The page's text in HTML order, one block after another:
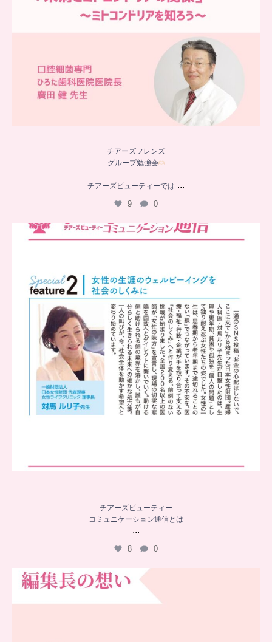
…
チアーズフレンズ
グループ勉強会
チアーズビューティーでは ...
9 0
..
8
..
チアーズビューティー
コミュニケーション通信とは
...
8 0
チアーズビューティー誕生秘話